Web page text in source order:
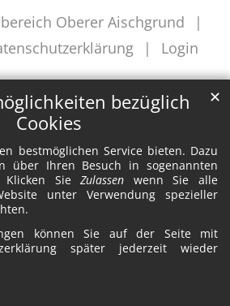
bezüglich
Cookies
bestmöglichen Service bieten. Dazu
über Ihren Besuch in sogenannten
Klicken SieZulassen wenn Sie alle
unter Verwendung spezieller
können Sie auf der Seite mit
später jederzeit wieder
✕
Oberer Aischgrund
Login